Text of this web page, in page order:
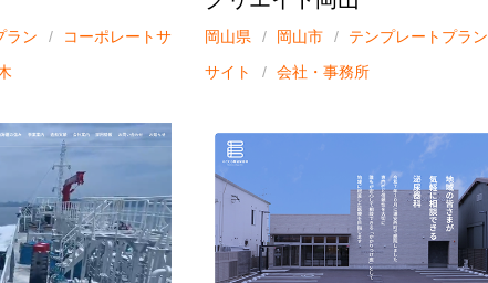
ラン
コーポレートサ
岡山県 岡山市 テンプレートプラン
サイト
会社・事務所